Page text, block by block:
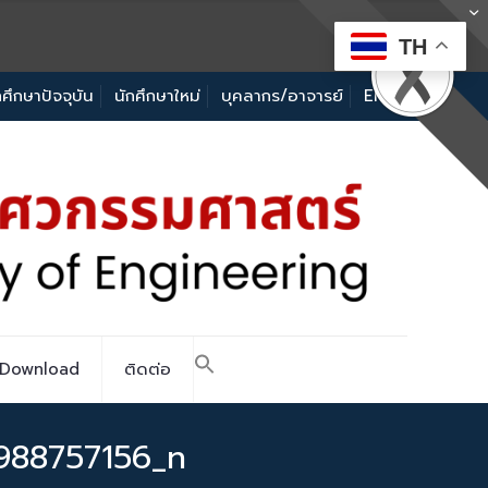
กษาปัจจุบัน นักศึกษาใหม่ บุคลากร/อาจารย์ EN
Download ติดต่อ
TH